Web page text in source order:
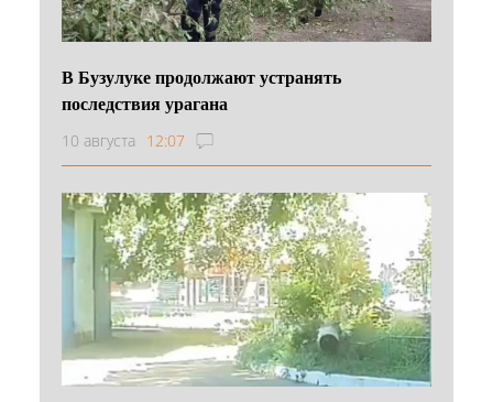
В Бузулуке продолжают устранять
последствия урагана
10 августа 12:07